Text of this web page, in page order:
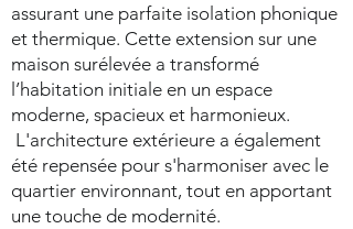
assurant une parfaite isolation phonique
et thermique. Cette extension sur une
maison surélevée a transformé
l’habitation initiale en un espace
moderne, spacieux et harmonieux.
L'architecture extérieure a également
été repensée pour s'harmoniser avec le
quartier environnant, tout en apportant
une touche de modernité.